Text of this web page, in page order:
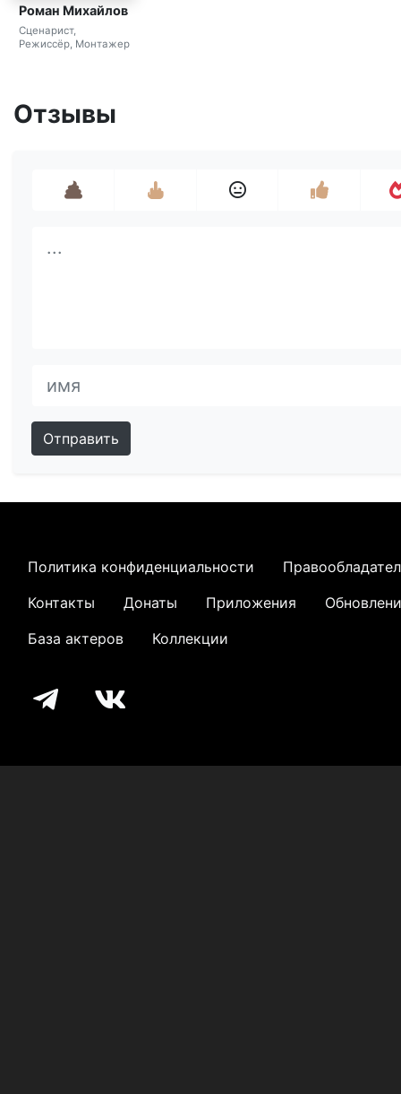
Роман Михайлов
Сценарист,
Режиссёр, Монтажер
Отзывы
Отправить
Политика конфиденциальности
Контакты
Донаты Приложения
База актеров
Коллекции